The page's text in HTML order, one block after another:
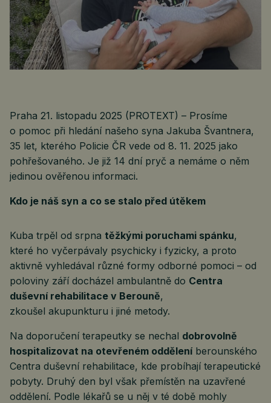
Praha 21. listopadu 2025 (PROTEXT) – Prosíme
o pomoc při hledání našeho syna Jakuba Švantnera,
35 let, kterého Policie ČR vede od 8. 11. 2025 jako
pohřešovaného. Je již 14 dní pryč a nemáme o něm
jedinou ověřenou informaci.
Kdo je náš syn a co se stalo před útěkem
Kuba trpěl od srpna těžkými poruchami spánku,
které ho vyčerpávaly psychicky i fyzicky, a proto
aktivně vyhledával různé formy odborné pomoci – od
poloviny září docházel ambulantně do Centra
duševní rehabilitace v Berouně,
zkoušel akupunkturu i jiné metody.
Na doporučení terapeutky se nechal dobrovolně
hospitalizovat na otevřeném odděleníberounského
Centra duševní rehabilitace, kde probíhají terapeutické
pobyty. Druhý den byl však přemístěn na uzavřené
oddělení. Podle lékařů se u něj v té době mohly